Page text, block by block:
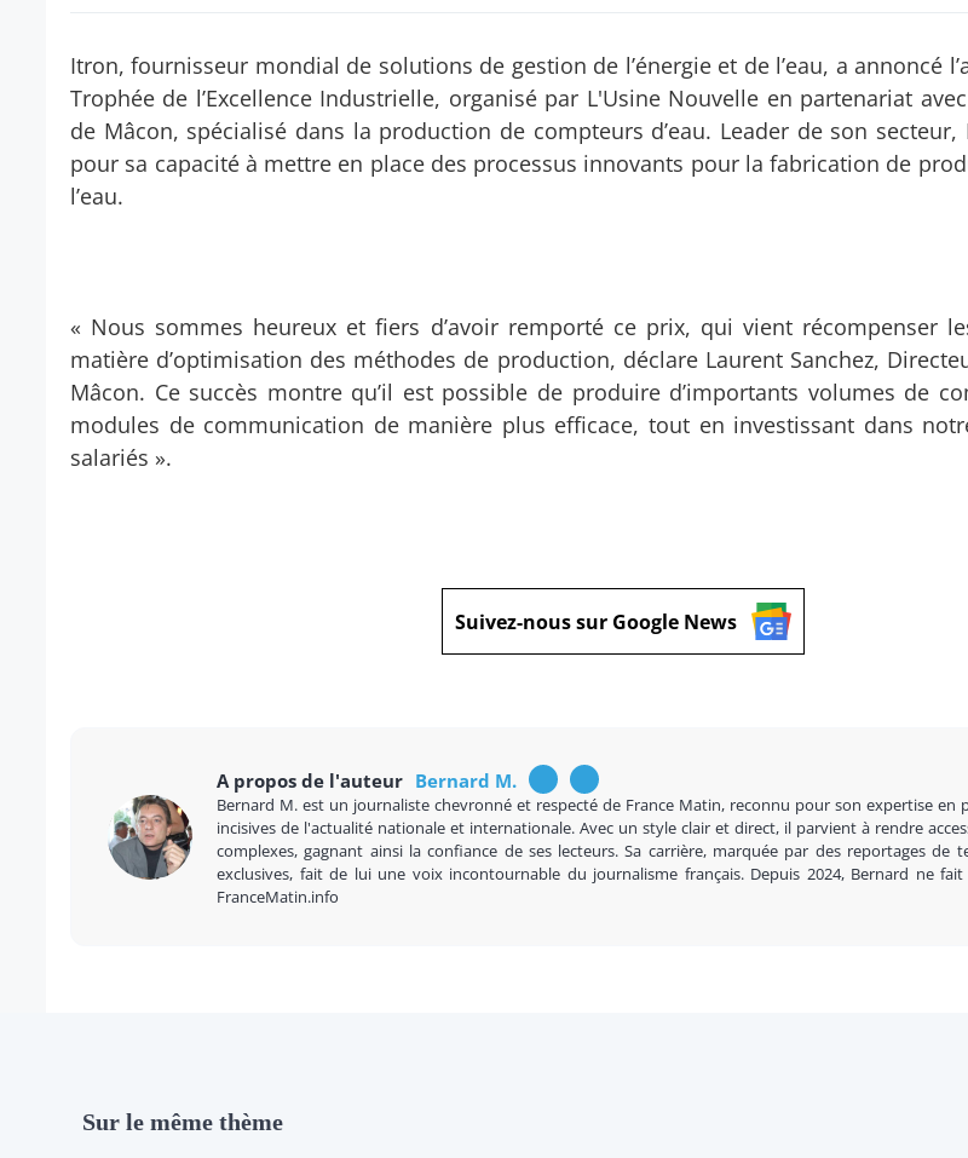
Itron, fournisseur mondial de solutions de gestion de l’énergie et de l’eau, a annoncé
Trophée de l’Excellence Industrielle, organisé par L'Usine Nouvelle en partenariat avec
de Mâcon, spécialisé dans la production de compteurs d’eau. Leader de son
pour sa capacité à mettre en place des processus innovants pour la fabrication de
l’eau.
« Nous sommes heureux et fiers d’avoir remporté ce prix, qui vient récompenser
matière d’optimisation des méthodes de production, déclare Laurent Sanchez,
Mâcon. Ce succès montre qu’il est possible de produire d’importants volumes de
modules de communication de manière plus efficace, tout en investissant dans
salariés ».
Suivez-nous sur Google News
A propos de l'auteur Bernard M.
Bernard M. est un journaliste chevronné et respecté de France Matin, reconnu pour son expertise en
incisives de l'actualité nationale et internationale. Avec un style clair et direct, il parvient à rendre
complexes, gagnant ainsi la confiance de ses lecteurs. Sa carrière, marquée par des reportages de
exclusives, fait de lui une voix incontournable du journalisme français. Depuis 2024, Bernard ne
FranceMatin.info
Sur le même thème